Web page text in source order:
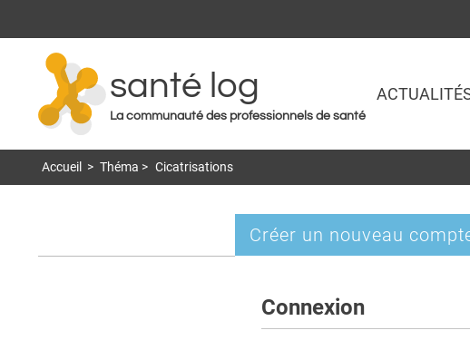
santé log
La communauté des professionnels de santé
Accueil > Théma > Cicatrisations
Onglets
Créer un nouveau
Connexion